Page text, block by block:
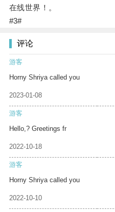
在线世界！。
#3#
评论
游客
Horny Shriya called you
2023-01-08
游客
Hello,? Greetings fr
2022-10-18
游客
Horny Shriya called you
2022-10-10